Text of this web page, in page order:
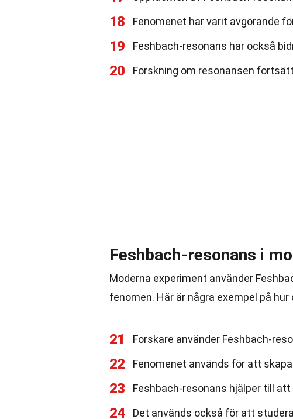
18 Fenomenet har varit avgörande
19 Feshbach-resonans har också
20 Forskning om resonansen
Feshbach-resonans i
Moderna experiment använder
fenomen. Här är några exempel på hur
21 Forskare använder Feshbach-
22 Fenomenet används för att
23 Feshbach-resonans hjälper till
24 Det används också för att